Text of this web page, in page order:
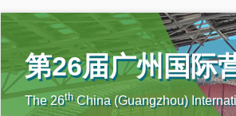
第26届广州国际
The 26thChina (Guangzhou)